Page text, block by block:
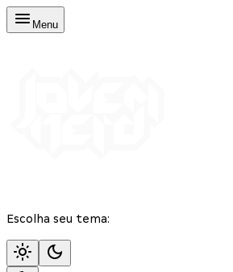
Menu
Escolha seu tema: